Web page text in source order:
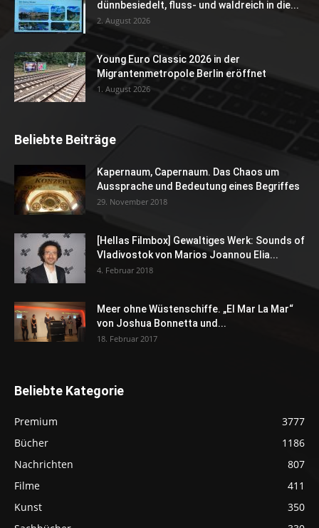
dünnbesiedelt, fluss- und waldreich in die...
2. August 2026
Young Euro Classic 2026 in der
Migrantenmetropole Berlin eröffnet
1. August 2026
Beliebte Beiträge
Kapernaum, Capernaum. Das Chaos um
Aussprache und Bedeutung eines Begriffes
29. November 2018
[Hellas Filmbox] Gewaltiges Werk: Sounds of
Vladivostok von Marios Joannou Elia...
4. Februar 2018
Meer ohne Wüstenschiffe. „El Mar La Mar“
von Joshua Bonnetta und...
18. Februar 2017
Beliebte Kategorie
Premium
3777
Bücher
1186
Nachrichten
807
Filme
411
Kunst
350